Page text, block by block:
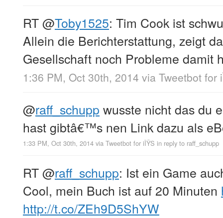
RT@Toby1525: Tim Cook ist
Allein die Berichterstattung, zeigt
Gesellschaft noch Probleme damit
1:36 PM, Oct 30th, 2014 via Tweetbot for
@raff_schupp wusste nicht das du
hast gibtâ€™s nen Link dazu als
1:33 PM, Oct 30th, 2014 via Tweetbot for iÎŸS in reply to raff_schupp
RT@raff_schupp: Ist ein Game
Cool, mein Buch ist auf 20 Minuten
http://t.co/ZEh9D5ShYW